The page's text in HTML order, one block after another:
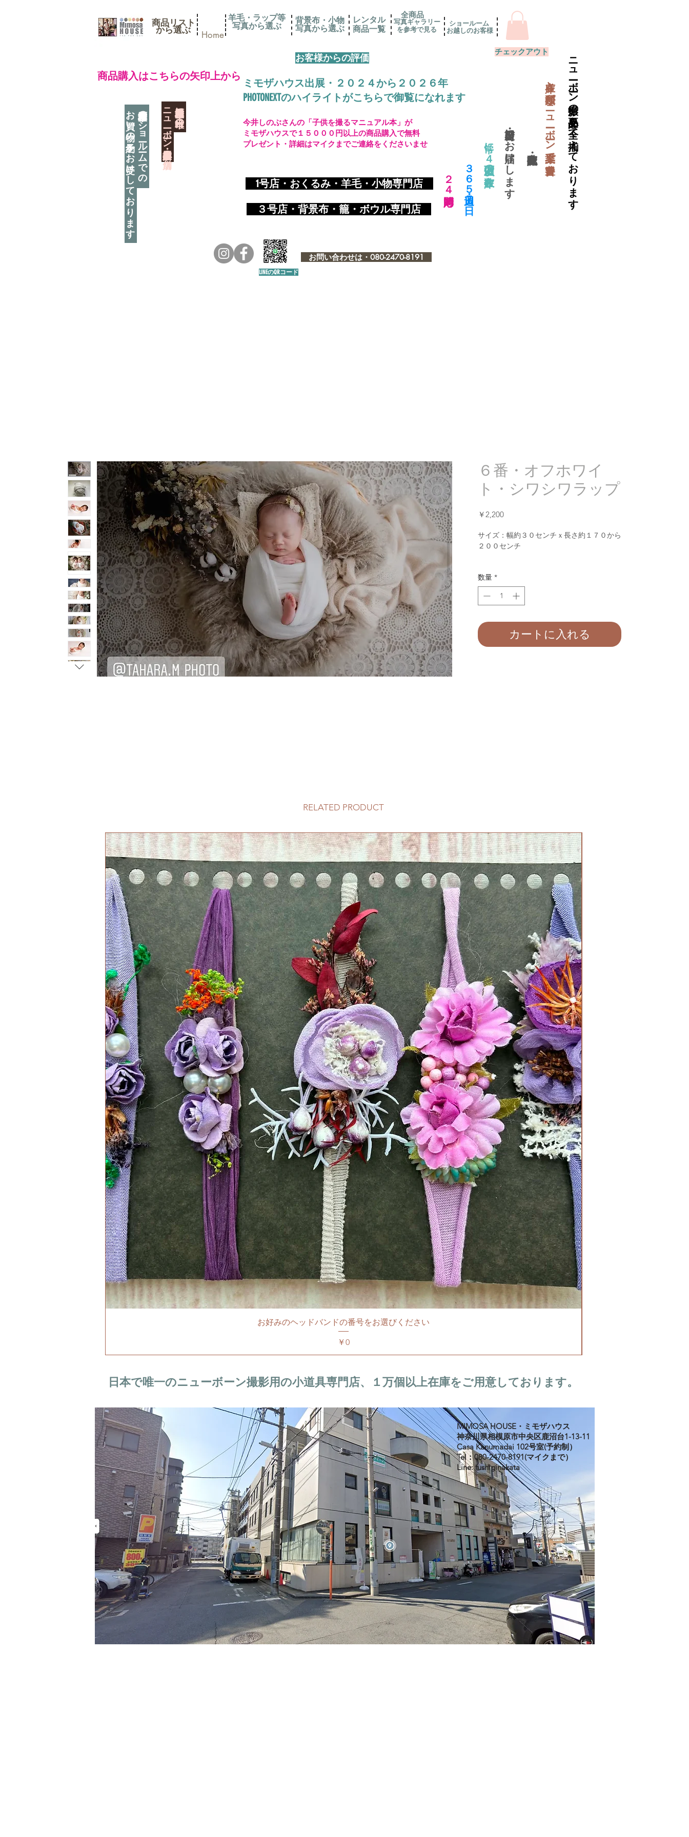
商品リスト
​から選ぶ Home
​商品購入はこちらの矢印上から
神奈川県相模原市に日本唯一の
​ニューボーン撮影用小道具店・３店舗
羊毛・ラップ等
写真から選ぶ
背景布・小物
​写真から選ぶ
レンタル
​商品一覧
写真ギャラリー
を参考で見る
全商品
お客様からの評価
ミモザハウス出展・２０２４から２０２６年
PHOTONEXTのハイライトがこちらで御覧になれます
神奈川県相模原市のショールームでの
お買い物の予約をお受けしております 1号店・おくるみ・羊毛・小物専門店
​ ３号店・背景布・籠・ボウル専門店
お問い合わせは・080-2470-8191
ショールーム
お越しのお客様
チェックアウト
​２４時間対応 ​３６５日・週７日
常に４万個以上の在庫数 当日出荷・翌日にお届けします
​在庫と種類がニューボーン業界で一番豊富ニューボーン撮影の必要品を全て揃えております
今井しのぶさんの「子供を撮るマニュアル本」が
ミモザハウスで１５０００円以上の商品購入で無料
プレゼント・詳細はマイクまでご連絡をくださいませ
LINEのQRコード
６番・オフホワイ
ト・シワシワラップ
￥2,200価
サイズ：幅約３０センチｘ長さ約１７０から
２００センチ
チまで伸びます。
数量 *
カートに入れる
RELATED PRODUCT
お好みのヘッドバンドの番号をお選びください
価格
￥0
日本で唯一のニューボーン撮影用の小道具専門店、１万個以上在庫をご用意しております。
MIMOSA HOUSE・ミモザハウス
神奈川県相模原市中央区鹿沼台1-13-11
Casa Kanumadai 102号室(予約制）
Tel：080-2470-8191(マイクまで）
Line: fushiginakata